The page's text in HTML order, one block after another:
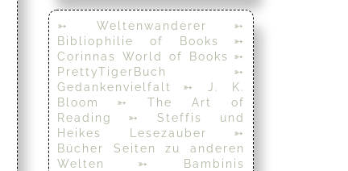
➳ Weltenwanderer
➳
Bibliophilie of Books
➳
Corinnas World of Books
➳
PrettyTigerBuch
➳
Gedankenvielfalt
➳ J. K.
Bloom
➳ The Art of
Reading
➳ Steffis und
Heikes Lesezauber
➳
Bücher Seiten zu anderen
Welten
➳ Bambinis